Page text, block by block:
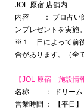
JOL 原宿 店舗内
内容 ： プロ占い師
ンプレゼントを実施
※１ 日によって前後
合があります。（全
【JOL 原宿 施設情
名称 ： ドリーム
営業時間 ： 【平日